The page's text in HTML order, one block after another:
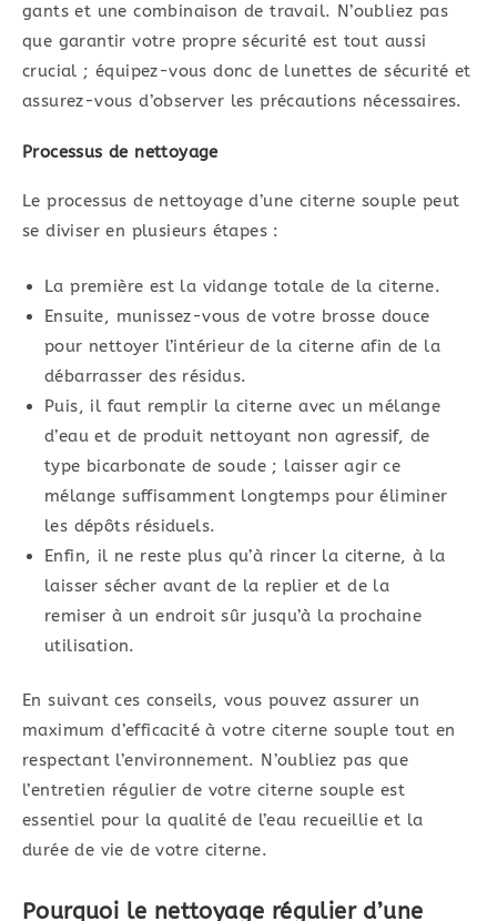
gants et une combinaison de travail. N’oubliez pas
que garantir votre propre sécurité est tout aussi
crucial ; équipez-vous donc de lunettes de sécurité et
assurez-vous d’observer les précautions nécessaires.
Processus de nettoyage
Le processus de nettoyage d’une citerne souple peut
se diviser en plusieurs étapes :
La première est la vidange totale de la citerne.
Ensuite, munissez-vous de votre brosse douce
pour nettoyer l’intérieur de la citerne afin de la
débarrasser des résidus.
Puis, il faut remplir la citerne avec un mélange
d’eau et de produit nettoyant non agressif, de
type bicarbonate de soude ; laisser agir ce
mélange suffisamment longtemps pour éliminer
les dépôts résiduels.
Enfin, il ne reste plus qu’à rincer la citerne, à la
laisser sécher avant de la replier et de la
remiser à un endroit sûr jusqu’à la prochaine
utilisation.
En suivant ces conseils, vous pouvez assurer un
maximum d’efficacité à votre citerne souple tout en
respectant l’environnement. N’oubliez pas que
l’entretien régulier de votre citerne souple est
essentiel pour la qualité de l’eau recueillie et la
durée de vie de votre citerne.
Pourquoi le nettoyage régulier d’une